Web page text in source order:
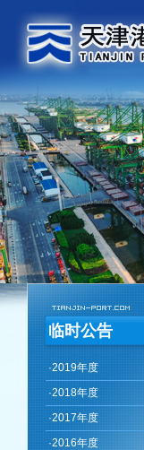
临时公告
·2019年度
·2018年度
·2017年度
·2016年度